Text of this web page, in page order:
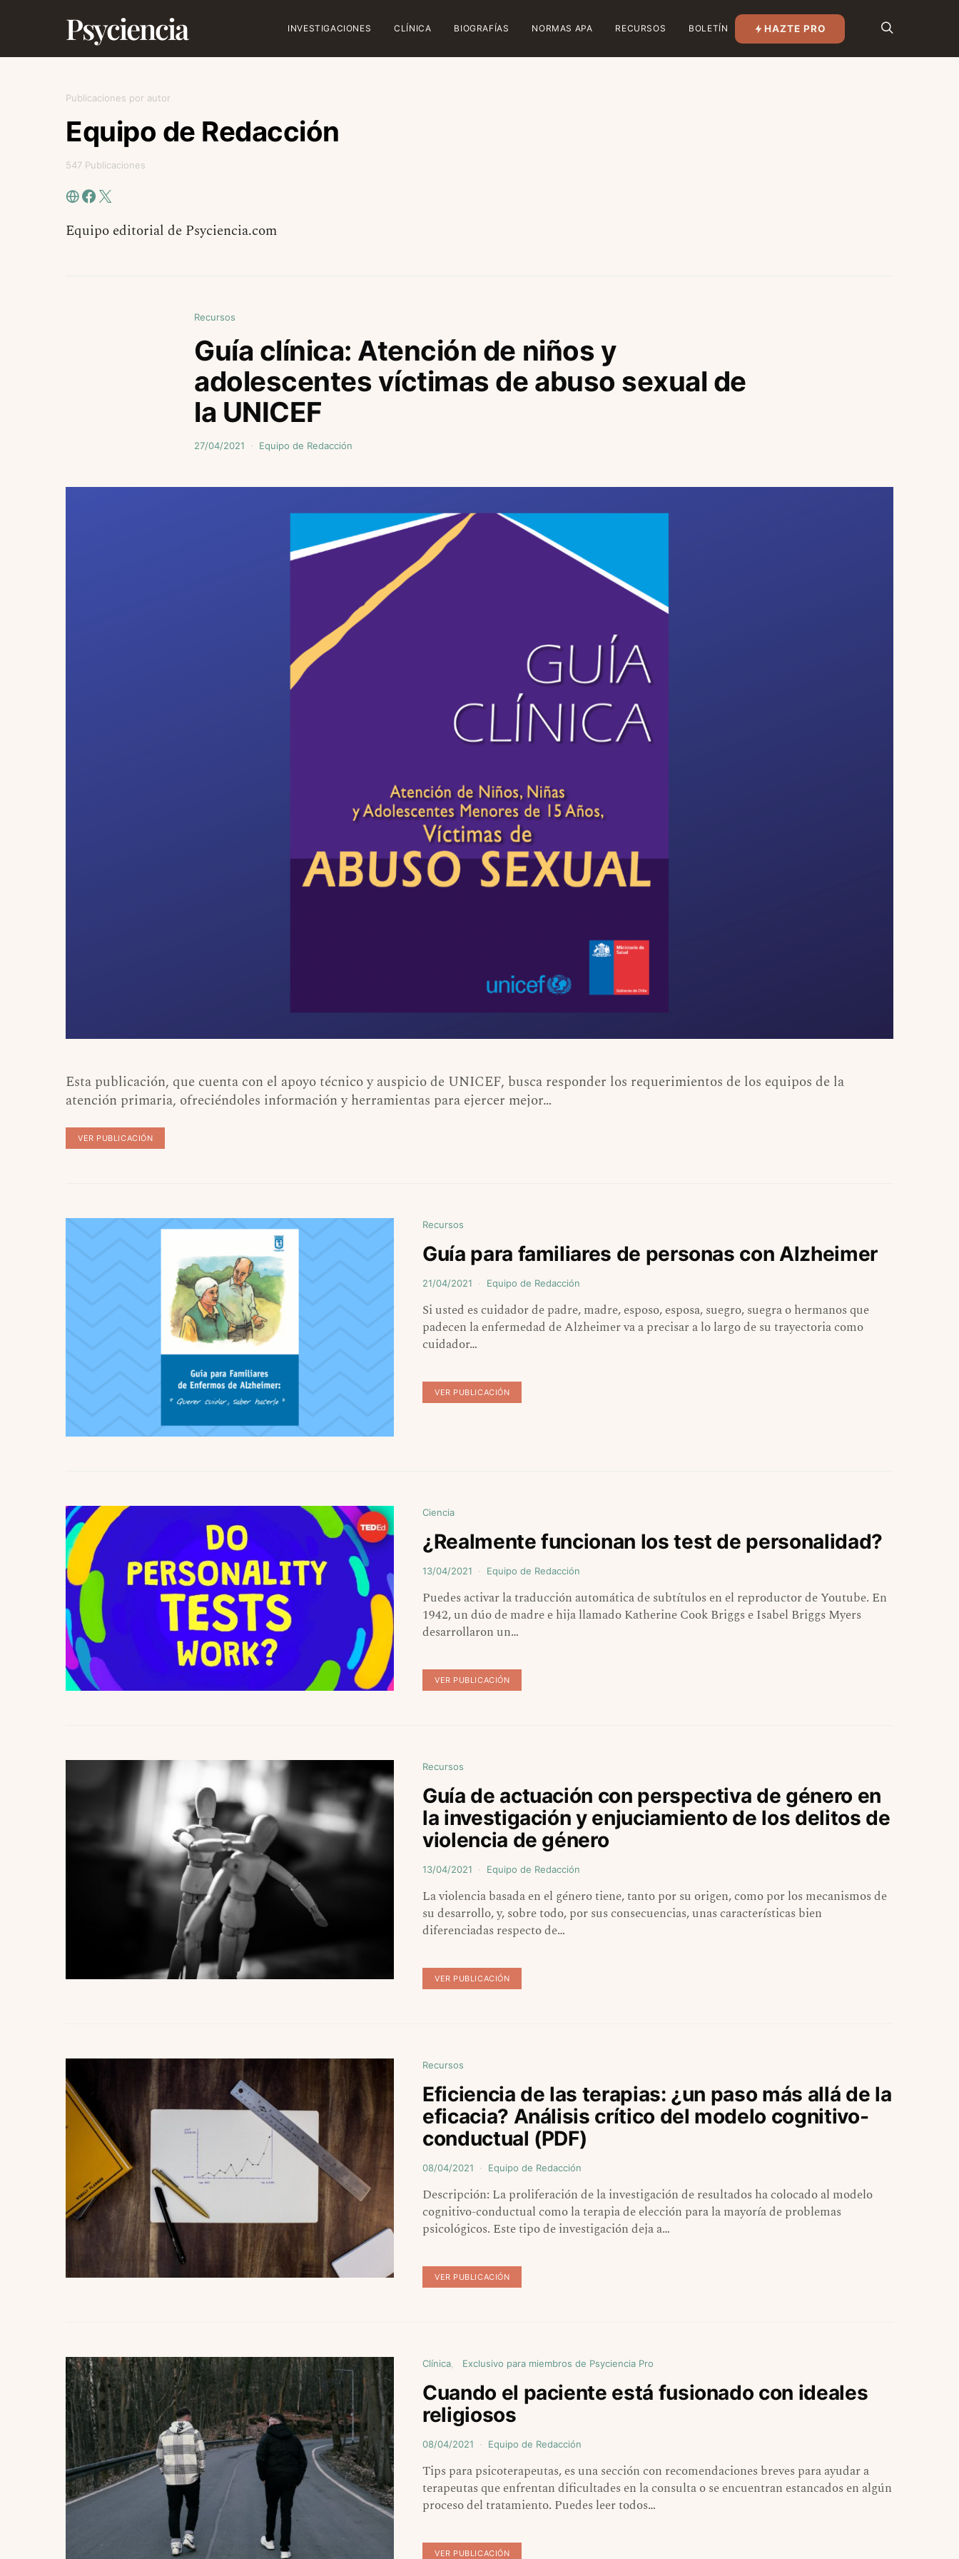
Psyciencia INVESTIGACIONES CLÍNICA BIOGRAFÍAS NORMAS APA RECURSOS BOLETÍN HAZTE PRO
Publicaciones por autor
Equipo de Redacción
547 Publicaciones
Equipo editorial de Psyciencia.com
Recursos
Guía clínica: Atención de niños y
adolescentes víctimas de abuso sexual de
la UNICEF
27/04/2021 Equipo de Redacción
Esta publicación, que cuenta con el apoyo técnico y auspicio de UNICEF, busca responder los requerimientos de los equipos de la
atención primaria, ofreciéndoles información y herramientas para ejercer mejor…
VER PUBLICACIÓN
Recursos
Guía para familiares de personas con Alzheimer
21/04/2021 Equipo de Redacción
Si usted es cuidador de padre, madre, esposo, esposa, suegro, suegra o hermanos que
padecen la enfermedad de Alzheimer va a precisar a lo largo de su trayectoria como
cuidador…
VER PUBLICACIÓN
Ciencia
¿Realmente funcionan los test de personalidad?
13/04/2021 Equipo de Redacción
Puedes activar la traducción automática de subtítulos en el reproductor de Youtube. En
1942, un dúo de madre e hija llamado Katherine Cook Briggs e Isabel Briggs Myers
desarrollaron un…
VER PUBLICACIÓN
Recursos
Guía de actuación con perspectiva de género en
la investigación y enjuciamiento de los delitos de
violencia de género
13/04/2021 Equipo de Redacción
La violencia basada en el género tiene, tanto por su origen, como por los mecanismos de
su desarrollo, y, sobre todo, por sus consecuencias, unas características bien
diferenciadas respecto de…
VER PUBLICACIÓN
Recursos
Eficiencia de las terapias: ¿un paso más allá de la
eficacia? Análisis crítico del modelo cognitivo-
conductual (PDF)
08/04/2021 Equipo de Redacción
Descripción: La proliferación de la investigación de resultados ha colocado al modelo
cognitivo-conductual como la terapia de elección para la mayoría de problemas
psicológicos. Este tipo de investigación deja a…
VER PUBLICACIÓN
Clínica Exclusivo para miembros de Psyciencia Pro
Cuando el paciente está fusionado con ideales
religiosos
08/04/2021 Equipo de Redacción
Tips para psicoterapeutas, es una sección con recomendaciones breves para ayudar a
terapeutas que enfrentan dificultades en la consulta o se encuentran estancados en algún
proceso del tratamiento. Puedes leer todos…
VER PUBLICACIÓN